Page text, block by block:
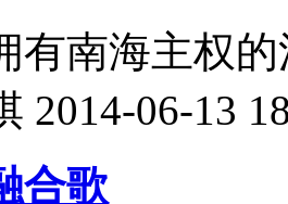
有南海主权
2014-06-13
合歌